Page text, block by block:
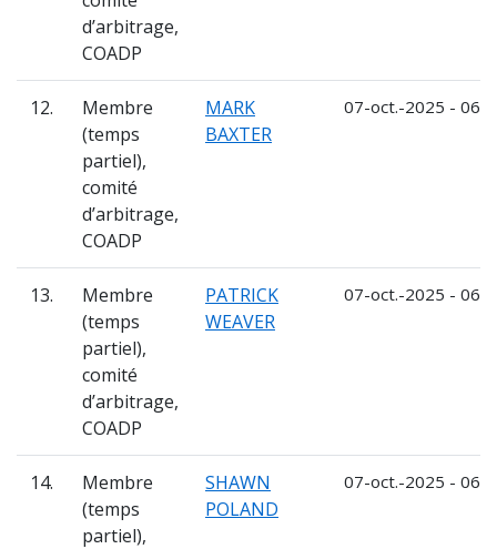
d’arbitrage,
COADP
12.
Membre
(temps
partiel),
comité
d’arbitrage,
COADP
MARK
BAXTER
07-oct.-2025 - 06-
13.
Membre
(temps
partiel),
comité
d’arbitrage,
COADP
PATRICK
WEAVER
07-oct.-2025 - 06-
14.
Membre
(temps
partiel),
SHAWN
POLAND
07-oct.-2025 - 06-